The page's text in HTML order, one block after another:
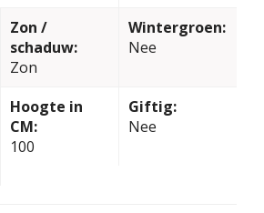
Zon /
schaduw:
Zon
Wintergroen:
Nee
Hoogte in
CM:
100
Giftig:
Nee